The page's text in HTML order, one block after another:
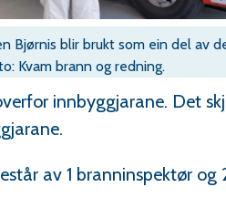
Bjørnis blir brukt som ein del av
Kvam brann og redning.
innbyggjarane. Det
av 1 branninspektør